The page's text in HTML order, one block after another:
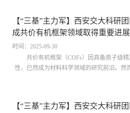
保证储氢动力学和储氢密度的基础上实现
该复合体系不仅在空气暴露2个月后未水解、
MPa，100...
【“三基”主力军】西安交大科研
成共价有机框架领域取得重要进展
时间：2025-09-30
共价有机框架（COFs）因具备原子级
性，已然成为材料科学领域的研究前沿。然
域亟待突破的关键挑战。更为棘手的是，当
【“三基”主力军】西安交大科研